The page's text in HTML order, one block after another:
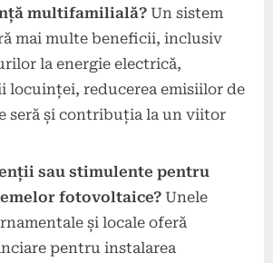
multifamilială? Un sistem
mai multe beneficii, inclusiv
la energie electrică,
locuinței, reducerea emisiilor de
seră și contribuția la un viitor
sau stimulente pentru
fotovoltaice? Unele
și locale oferă
pentru instalarea